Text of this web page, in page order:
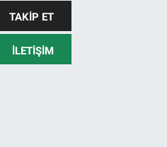
TAKIP ET
İLETIŞIM